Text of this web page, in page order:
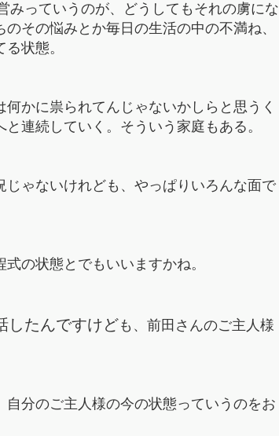
みっていうのが、どうしてもそれの虜にな
その悩みとか毎日の生活の中の不満ね、
状態。
かに祟られてんじゃないかしらと思うく
連続していく。そういう家庭もある。
ゃないけれども、やっぱりいろんな面で
の状態とでもいいますかね。
したんですけども、前田さんのご主人様
分のご主人様の今の状態っていうのをお